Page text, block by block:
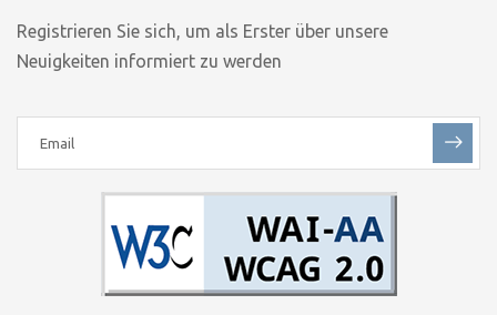
Registrieren Sie sich, um als Erster über unsere
Neuigkeiten informiert zu werden